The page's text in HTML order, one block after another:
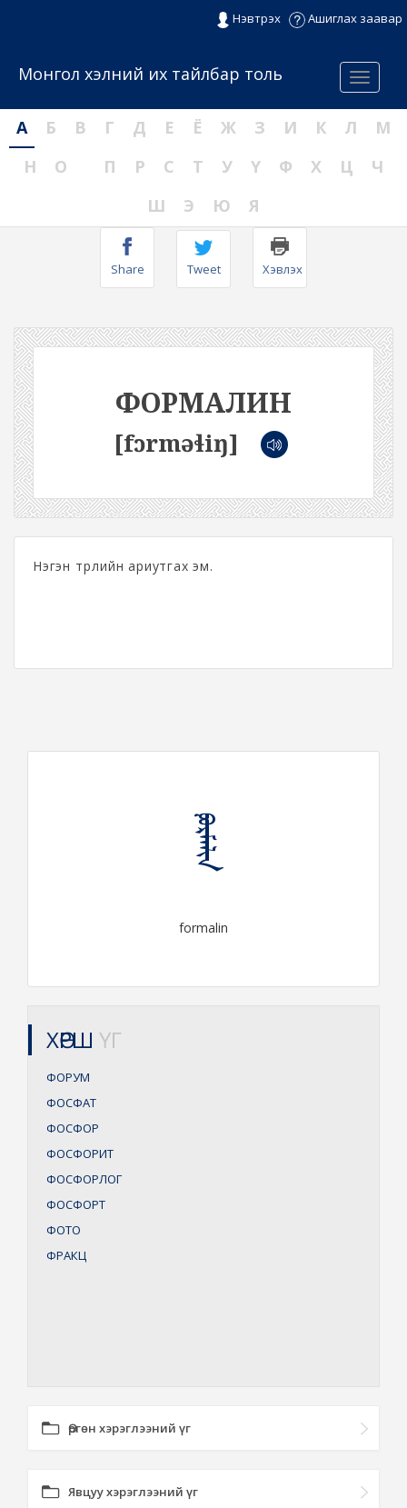
Нэвтрэх Ашиглах заавар
Menu
Монгол хэлний их тайлбар толь
А Б В Г Д Е Ё Ж З И К Л
М
Н
О П Р С Т У Ү Ф Х Ц
Ч
Ш
Э Ю Я
Share Tweet Хэвлэх
ФОРМАЛИН
[fɔrməɬiŋ]
Нэгэн төрлийн ариутгах эм.
ᠹᠣᠷᠮᠠᠯᠢᠨ
formalin
ХӨРШ ҮГ
ФОРУМ
ФОСФАТ
ФОСФОР
ФОСФОРИТ
ФОСФОРЛОГ
ФОСФОРТ
ФОТО
ФРАКЦ
Өргөн хэрэглээний үг
Явцуу хэрэглээний үг